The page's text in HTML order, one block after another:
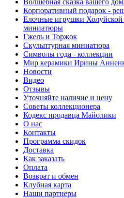
Волшебная сказка вашего
Корпоративный подарок -
Елочные игрушки Холуйской
миниатюры
Гжель и Торжок
Скульптурная миниатюра
Символы года - коллекции
Мир керамики Ирины
Новости
Видео
Отзывы
Уточняйте наличие и цену
Советы коллекционера
Кодекс продавца Майолики
О нас
Контакты
Программа скидок
Доставка
Как заказать
Оплата
Возврат и обмен
Клубная карта
Наши партнеры